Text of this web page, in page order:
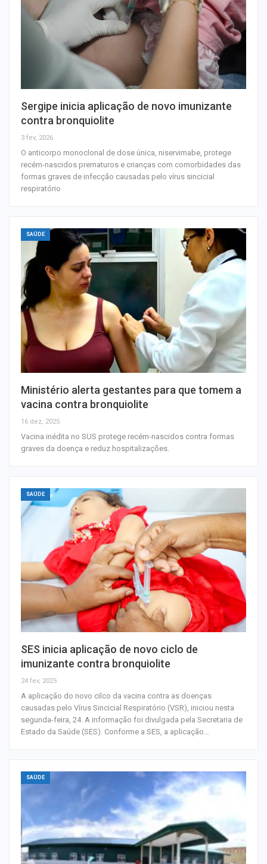
Sergipe inicia aplicação de novo imunizante
contra bronquiolite
3 fev, 2026
O anticorpo monoclonal de dose única, niservimabe, protege
recém-nascidos prematuros e crianças com comorbidades das
formas graves de infecção causadas pelo vírus sincicial
respiratório
SAÚDE
Ministério alerta gestantes para que tomem a
vacina contra bronquiolite
16 dez, 2025
Vacina inédita no SUS protege recém-nascidos contra formas
graves da doença e reduz hospitalizações.
SAÚDE
SES inicia aplicação de novo ciclo de
imunizante contra bronquiolite
24 fev, 2025
A aplicação do novo cilco da vacina contra as doenças
causadas pelo Vírus Sincicial Respiratório (VSR), iniciou nesta
segunda-feira, 24. A informação foi divulgada pela Secretaria de
Estado da Saúde (SES). Conforme a SES, a aplicação…
SAÚDE